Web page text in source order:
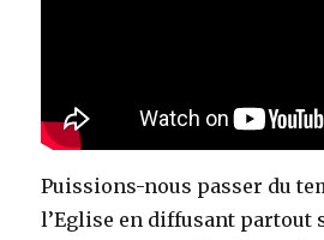
Puissions-nous passer du
l’Eglise en diffusant partout